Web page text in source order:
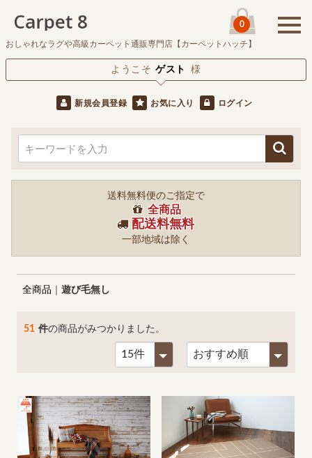
おしゃれなラグや高級カーペット通販専門店【カーペットハッチ】
0
ようこそ ゲスト 様
新規会員登録 お気に入り ログイン
送料無料便のご指定で
全商品
配送料無料
一部地域は除く
全商品 遊び毛無し
51 件の商品がみつかりました。